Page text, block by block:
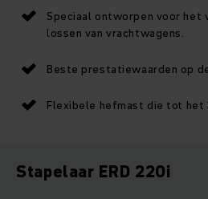
Speciaal ontworpen voor het
lossen van vrachtwagens.
Beste prestatiewaarden op
Flexibele hefmast die tot het
Stapelaar ERD 220i